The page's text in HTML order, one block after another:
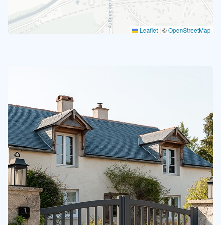
Leaflet | ©OpenStreetMap